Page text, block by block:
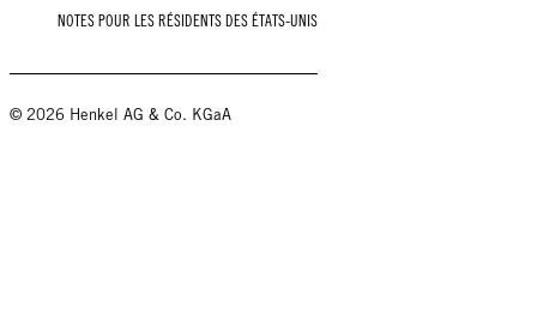
NOTES POUR LES RÉSIDENTS DES ÉTATS-UNIS
© 2026 Henkel AG & Co. KGaA